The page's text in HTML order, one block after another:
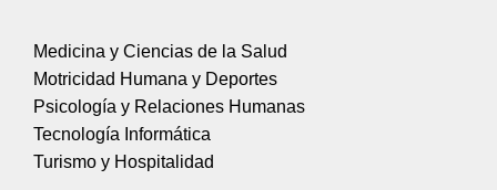
Medicina y Ciencias de la Salud
Motricidad Humana y Deportes
Psicología y Relaciones Humanas
Tecnología Informática
Turismo y Hospitalidad